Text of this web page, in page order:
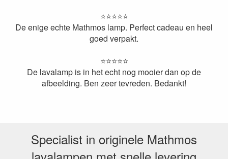
⭐️⭐️⭐️⭐️⭐️
De enige echte Mathmos lamp. Perfect cadeau en heel
goed verpakt.
⭐️⭐️⭐️⭐️⭐️
De lavalamp is in het echt nog mooier dan op de
afbeelding. Ben zeer tevreden. Bedankt!
Specialist in originele Mathmos